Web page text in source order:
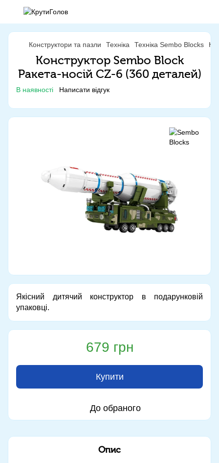
Конструктори та пазли Техніка Техніка Sembo Blocks
Конструктор Sembo Block
Ракета-носій CZ-6 (360 деталей)
В наявності Написати відгук
Якісний дитячий конструктор в подарунковій
упаковці.
679 грн
Купити
До обраного
Опис